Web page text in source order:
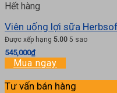
Hết hàng
Viên uống lợi sữa
Được xếp hạng 5.00 5 sao
545,000₫
Mua ngay
Tư vấn bán hàng